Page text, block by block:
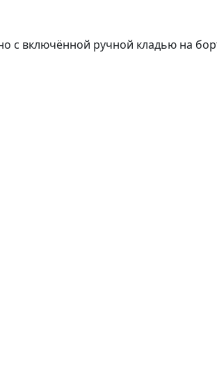
с включённой ручной кладью на